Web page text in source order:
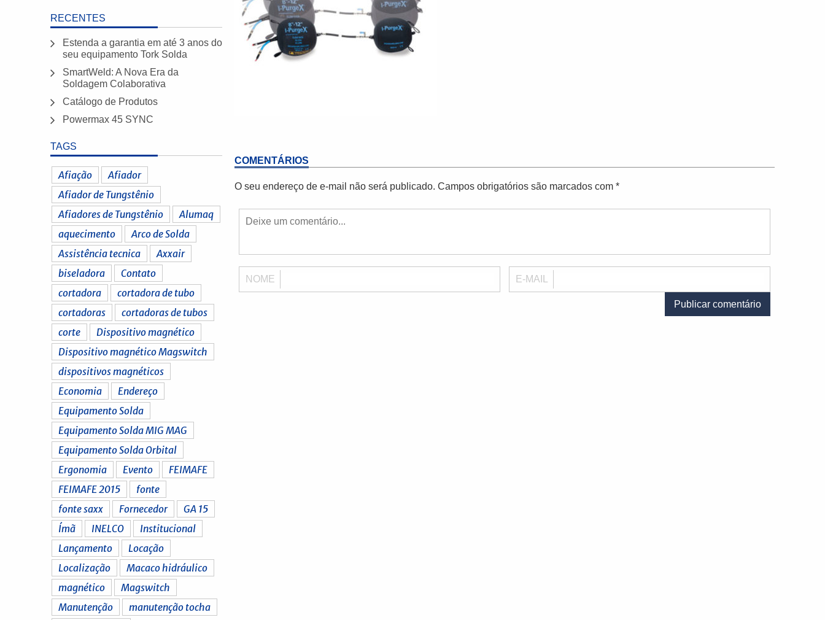
RECENTES
Estenda a garantia em até 3 anos do
seu equipamento Tork Solda
SmartWeld: A Nova Era da
Soldagem Colaborativa
Catálogo de Produtos
Powermax 45 SYNC
TAGS
Afiação
Afiador
Afiador de Tungstênio
Afiadores de Tungstênio
Alumaq
aquecimento
Arco de Solda
Assistência tecnica
Axxair
biseladora
Contato
cortadora
cortadora de tubo
cortadoras
cortadoras de tubos
corte
Dispositivo magnético
Dispositivo magnético Magswitch
dispositivos magnéticos
Economia
Endereço
Equipamento Solda
Equipamento Solda MIG MAG
Equipamento Solda Orbital
Ergonomia
Evento
FEIMAFE
FEIMAFE 2015
fonte
fonte saxx
Fornecedor
GA 15
Ímã
INELCO
Institucional
Lançamento
Locação
Localização
Macaco hidráulico
magnético
Magswitch
Manutenção
manutenção tocha
COMENTÁRIOS
O seu endereço de e-mail não será publicado. Campos obrigatórios são marcados com *
NOME E-MAIL